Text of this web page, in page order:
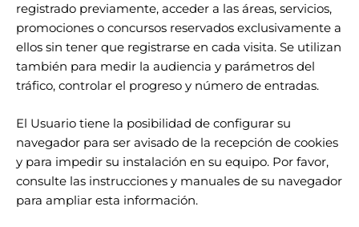
registrado previamente, acceder a las áreas, servicios,
promociones o concursos reservados exclusivamente a
ellos sin tener que registrarse en cada visita. Se utilizan
también para medir la audiencia y parámetros del
tráfico, controlar el progreso y número de entradas.
El Usuario tiene la posibilidad de configurar su
navegador para ser avisado de la recepción de cookies
y para impedir su instalación en su equipo. Por favor,
consulte las instrucciones y manuales de su navegador
para ampliar esta información.